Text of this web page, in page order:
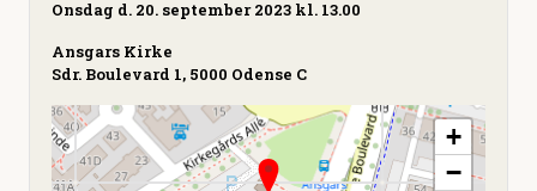
Onsdag d. 20. september 2023 kl. 13.00
Ansgars Kirke
Sdr. Boulevard 1, 5000 Odense C
+
−